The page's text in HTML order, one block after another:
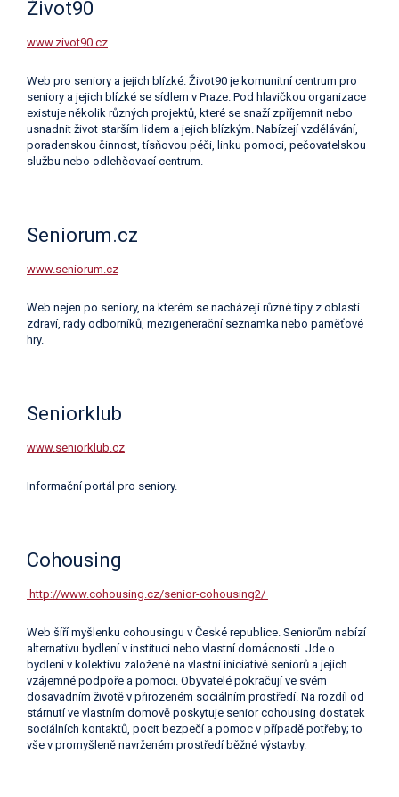
Život90
www.zivot90.cz
Web pro seniory a jejich blízké. Život90 je komunitní centrum pro
seniory a jejich blízké se sídlem v Praze. Pod hlavičkou organizace
existuje několik různých projektů, které se snaží zpříjemnit nebo
usnadnit život starším lidem a jejich blízkým. Nabízejí vzdělávání,
poradenskou činnost, tísňovou péči, linku pomoci, pečovatelskou
službu nebo odlehčovací centrum.
Seniorum.cz
www.seniorum.cz
Web nejen po seniory, na kterém se nacházejí různé tipy z oblasti
zdraví, rady odborníků, mezigenerační seznamka nebo paměťové
hry.
Seniorklub
www.seniorklub.cz
Informační portál pro seniory.
Cohousing
http://www.cohousing.cz/senior-cohousing2/
Web šíří myšlenku cohousingu v České republice. Seniorům nabízí
alternativu bydlení v instituci nebo vlastní domácnosti. Jde o
bydlení v kolektivu založené na vlastní iniciativě seniorů a jejich
vzájemné podpoře a pomoci. Obyvatelé pokračují ve svém
dosavadním životě v přirozeném sociálním prostředí. Na rozdíl od
stárnutí ve vlastním domově poskytuje senior cohousing dostatek
sociálních kontaktů, pocit bezpečí a pomoc v případě potřeby; to
vše v promyšleně navrženém prostředí běžné výstavby.